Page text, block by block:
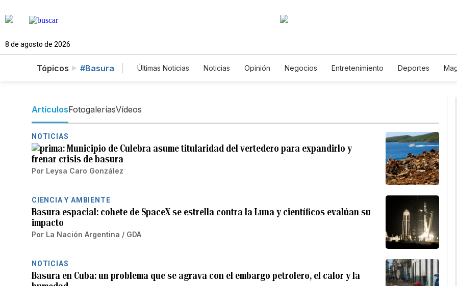
8 de agosto de 2026
Tópicos #Basura Últimas Noticias Noticias Opinión Negocios Entretenimiento Deportes
ArtículosFotogaleríasVídeos
NOTICIAS
Municipio de Culebra asume titularidad del vertedero para expandirlo y
frenar crisis de basura
Por Leysa Caro González
CIENCIA Y AMBIENTE
Basura espacial: cohete de SpaceX se estrella contra la Luna y científicos evalúan su
impacto
Por La Nación Argentina / GDA
NOTICIAS
Basura en Cuba: un problema que se agrava con el embargo petrolero, el calor y la